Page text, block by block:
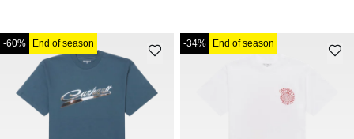
-60% End of season -34% End of season